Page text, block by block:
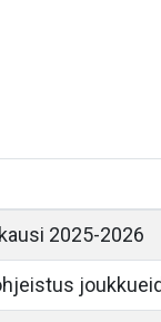
2025-2026